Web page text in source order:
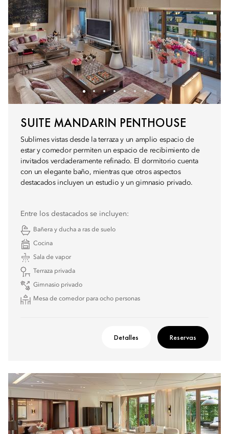
SUITE MANDARIN PENTHOUSE
Sublimes vistas desde la terraza y un amplio espacio de
estar y comedor permiten un espacio de recibimiento de
invitados verdaderamente refinado. El dormitorio cuenta
con un elegante baño, mientras que otros aspectos
destacados incluyen un estudio y un gimnasio privado.
Entre los destacados se incluyen:
Bañera y ducha a ras de suelo
Cocina
Sala de vapor
Terraza privada
Gimnasio privado
Mesa de comedor para ocho personas
Detalles Reservas